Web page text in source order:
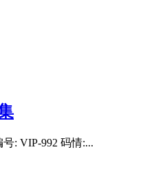
: VIP-992 码情:...